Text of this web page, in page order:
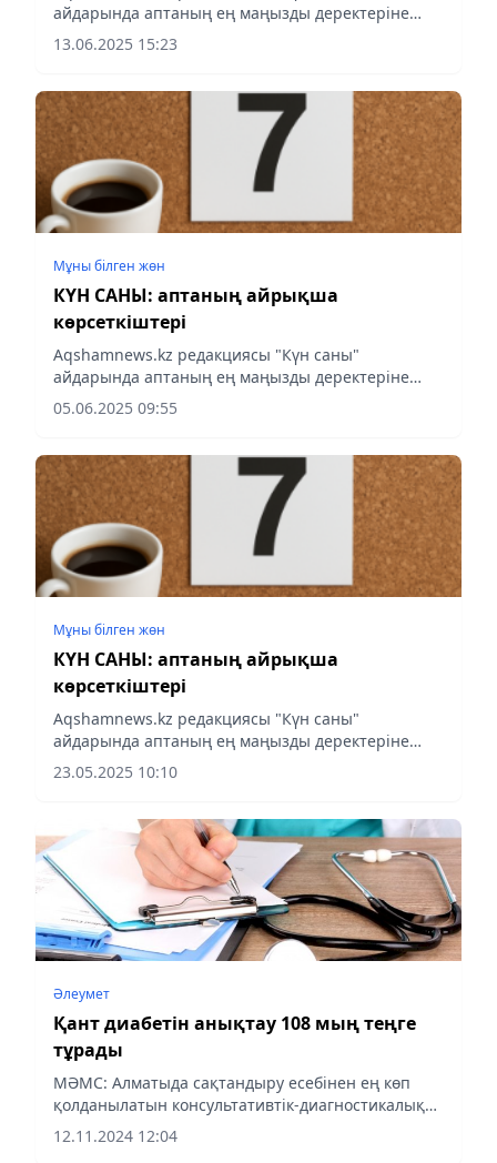
айдарында аптаның ең маңызды деректеріне
шолу жасады.
13.06.2025 15:23
Мұны білген жөн
КҮН САНЫ: аптаның айрықша
көрсеткіштері
Аqshamnews.kz редакциясы "Күн саны"
айдарында аптаның ең маңызды деректеріне
шолу жасады.
05.06.2025 09:55
Мұны білген жөн
КҮН САНЫ: аптаның айрықша
көрсеткіштері
Аqshamnews.kz редакциясы "Күн саны"
айдарында аптаның ең маңызды деректеріне
шолу жасады.
23.05.2025 10:10
Әлеумет
Қант диабетін анықтау 108 мың теңге
тұрады
МӘМС: Алматыда сақтандыру есебінен ең көп
қолданылатын консультативтік-диагностикалық
қызметтер қандай?
12.11.2024 12:04